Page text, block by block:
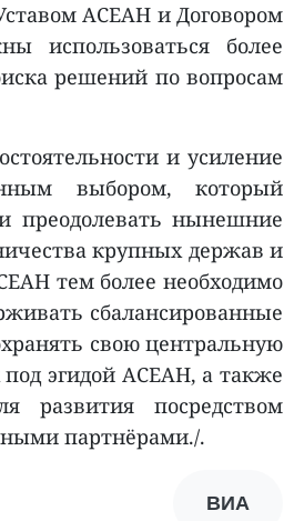
АСЕАН и Договором
использоваться более
решений по вопросам
и усиление
выбором, который
преодолевать нынешние
крупных держав и
тем более необходимо
сбалансированные
свою центральную
эгидой АСЕАН, а также
развития посредством
партнёрами./.
ВИА